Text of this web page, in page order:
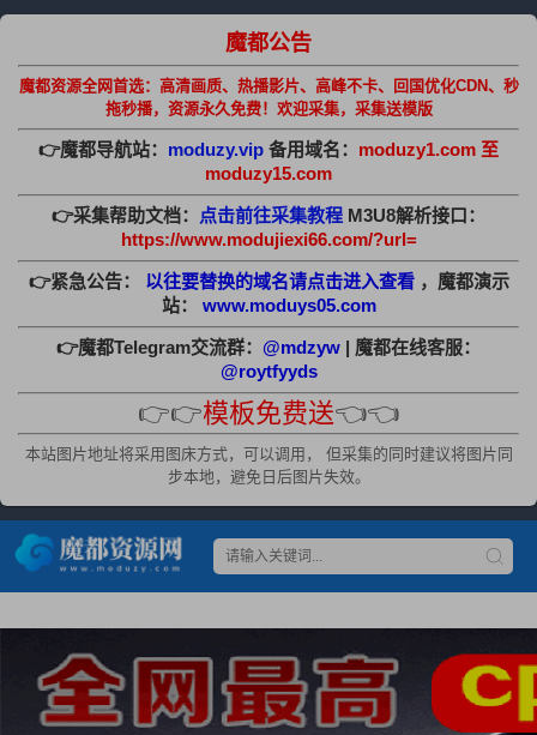
魔都公告
魔都资源全网首选：高清画质、热播影片、高峰不卡、回国优化CDN、秒
拖秒播，资源永久免费！欢迎采集，采集送模版
👉魔都导航站： moduzy.vip 备用域名： moduzy1.com 至
moduzy15.com
👉采集帮助文档： 点击前往采集教程 M3U8解析接口：
https://www.modujiexi66.com/?url=
👉紧急公告： 以往要替换的域名请点击进入查看 ，魔都演示
站：
www.moduys05.com
👉魔都Telegram交流群： @mdzyw | 魔都在线客服：
@roytfyyds
👉👉模板免费送👈👈
本站图片地址将采用图床方式，可以调用， 但采集的同时建议将图片同
步本地，避免日后图片失效。